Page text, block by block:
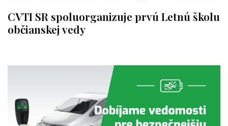
CVTI SR spoluorganizuje prvú Letnú školu
občianskej vedy